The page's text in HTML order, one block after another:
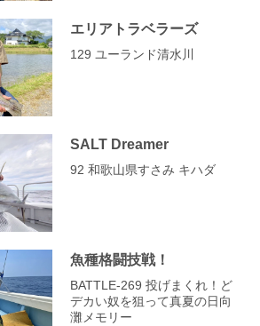
エリアトラベラーズ
129 ユーランド清水川
SALT Dreamer
92 和歌山県すさみ キハダ
魚種格闘技戦！
BATTLE-269 投げまくれ！ど
デカい奴を狙って真夏の日向
灘メモリー